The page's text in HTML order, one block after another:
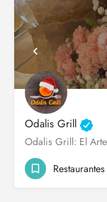
Odalis Grill
Restaurantes